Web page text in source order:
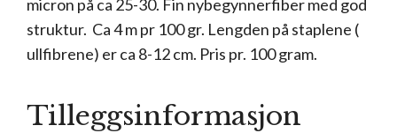
micron på ca 25-30. Fin nybegynnerfiber med god
struktur. Ca 4 m pr 100 gr. Lengden på staplene (
ullfibrene) er ca 8-12 cm. Pris pr. 100 gram.
Tilleggsinformasjon